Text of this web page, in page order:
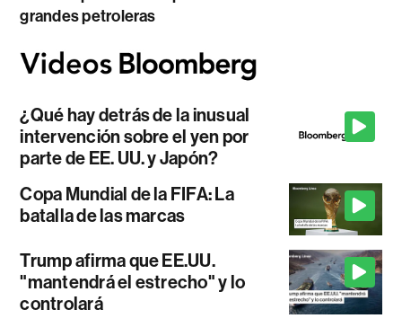
grandes petroleras
¿Qué hay detrás de la inusual
intervención sobre el yen por
parte de EE. UU. y Japón?
Copa Mundial de la FIFA: La
batalla de las marcas
Trump afirma que EE.UU.
"mantendrá el estrecho" y lo
controlará